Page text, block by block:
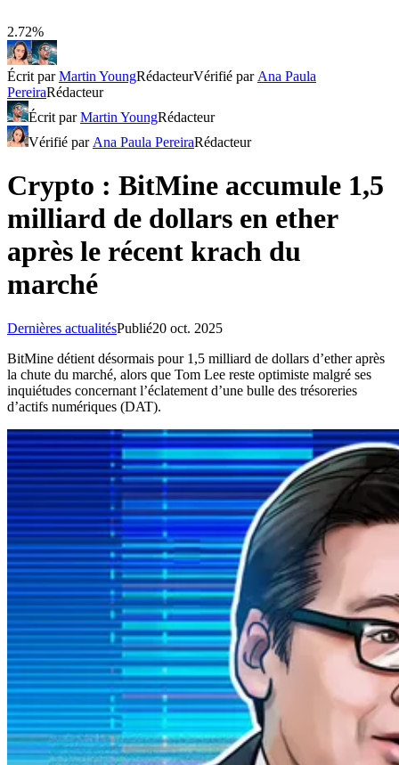
2.72%
Écrit parMartin YoungRédacteurVérifié par Ana Paula
PereiraRédacteur
Écrit parMartin YoungRédacteur
Vérifié par Ana Paula PereiraRédacteur
Crypto : BitMine accumule 1,5
milliard de dollars en ether
après le récent krach du
marché
Dernières actualitésPublié20 oct. 2025
BitMine détient désormais pour 1,5 milliard de dollars d’ether après
la chute du marché, alors que Tom Lee reste optimiste malgré ses
inquiétudes concernant l’éclatement d’une bulle des trésoreries
d’actifs numériques (DAT).